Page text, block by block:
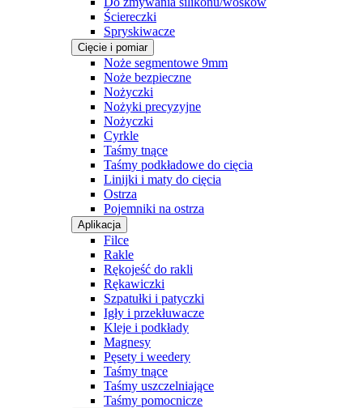
Ściereczki
Spryskiwacze
Cięcie i pomiar
Noże segmentowe 9mm
Noże bezpieczne
Nożyczki
Nożyki precyzyjne
Nożyczki
Cyrkle
Taśmy tnące
Taśmy podkładowe do cięcia
Linijki i maty do cięcia
Ostrza
Pojemniki na ostrza
Aplikacja
Filce
Rakle
Rękojeść do rakli
Rękawiczki
Szpatułki i patyczki
Igły i przekłuwacze
Kleje i podkłady
Magnesy
Pęsety i weedery
Taśmy tnące
Taśmy uszczelniające
Taśmy pomocnicze